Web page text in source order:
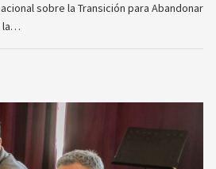
sobre la Transición para Abandonar
la…